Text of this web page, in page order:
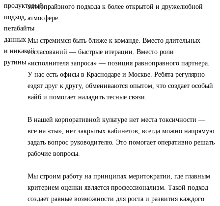
энтерпрайзного подхода к более открытой и дружелюбной
атмосфере.
Мы стремимся быть ближе к команде. Вместо длительных
согласований — быстрые итерации. Вместо роли
«исполнителя запроса» — позиция равноправного партнера.
У нас есть офисы в Краснодаре и Москве. Ребята регулярно
ездят друг к другу, обмениваются опытом, что создает особый
вайб и помогает наладить тесные связи.
В нашей корпоративной культуре нет места токсичности —
все на «ты», нет закрытых кабинетов, всегда можно напрямую
задать вопрос руководителю. Это помогает оперативно решать
рабочие вопросы.
Мы строим работу на принципах меритократии, где главным
критерием оценки является профессионализм. Такой подход
создает равные возможности для роста и развития каждого